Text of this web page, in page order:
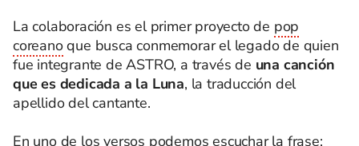
La colaboración es el primer proyecto de pop
coreanoque busca conmemorar el legado de quien
fue integrante de ASTRO, a través de una canción
que es dedicada a la Luna, la traducción del
apellido del cantante.
En uno de los versos podemos escuchar la frase: